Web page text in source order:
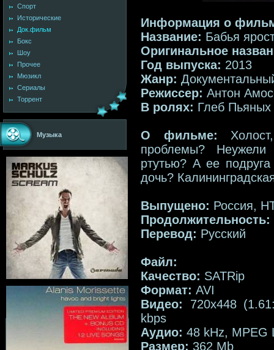
Спорт
Исторические
Док.фильм
Бокс
Шоу
Прочее
Мюзикл
Сериалы
Торрент
Музыка
Информация о
Название: Бабья
Оригинальное
Год выпуска: 2013
Жанр:
Режиссер: Антон
В ролях: Глеб Пьяных
О фильме:
проблемы?
ртутью? А ее
дочь?
Выпущено: Россия,
Продолжительность:
Перевод: Русский
Файл:
Качество: SATRip
Формат: AVI
Видео: 720x448
kbps
Аудио: 48 kHz, MPEG
Размер: 362 Mb